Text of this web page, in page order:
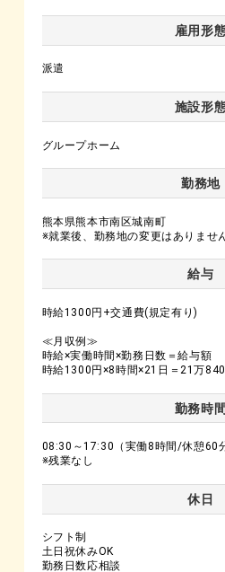
雇用形
派遣
施設形
グループホーム
勤務地
熊本県熊本市南区城南町
※就業後、勤務地の変更はありませ
給与
時給1300円+交通費(規定有り)
≪月収例≫
時給×実働時間×勤務日数＝給与額
時給1300円×8時間×21日＝21万
勤務時
08:30～17:30（実働8時間/休憩60
※残業なし
休日
シフト制
土日祝休みOK
勤務日数応相談